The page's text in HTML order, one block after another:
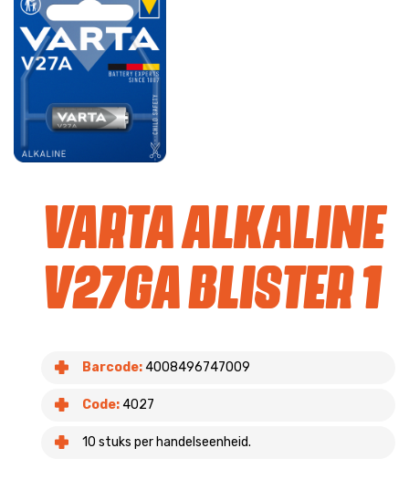
Varta Alkaline
V27GA blister 1
Barcode:4008496747009
Code:4027
10 stuks per handelseenheid.